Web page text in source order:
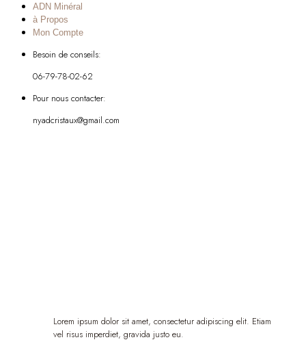
ADN Minéral
à Propos
Mon Compte
Besoin de conseils:
06-79-78-02-62
Pour nous contacter:
nyadcristaux@gmail.com
Lorem ipsum dolor sit amet, consectetur adipiscing elit. Etiam
vel risus imperdiet, gravida justo eu.